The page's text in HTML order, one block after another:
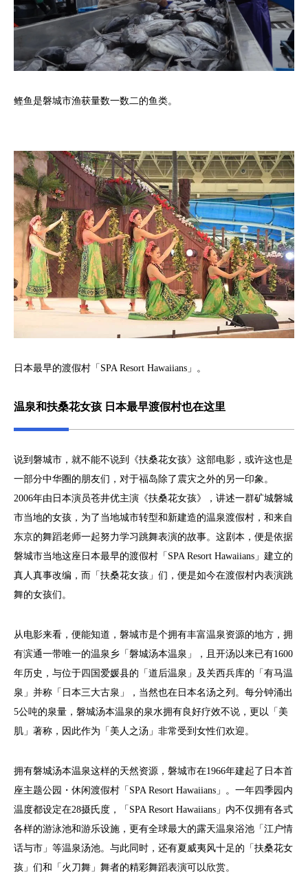
鲣鱼是磐城市渔获量数一数二的鱼类。
日本最早的渡假村「SPA Resort Hawaiians」。
温泉和扶桑花女孩 日本最早渡假村也在这里
说到磐城市，就不能不说到《扶桑花女孩》这部电影，或许这也是
一部分中华圈的朋友们，对于福岛除了震灾之外的另一印象。
2006年由日本演员苍井优主演《扶桑花女孩》，讲述一群矿城磐城
市当地的女孩，为了当地城市转型和新建造的温泉渡假村，和来自
东京的舞蹈老师一起努力学习跳舞表演的故事。这剧本，便是依据
磐城市当地这座日本最早的渡假村「SPA Resort Hawaiians」建立的
真人真事改编，而「扶桑花女孩」们，便是如今在渡假村内表演跳
舞的女孩们。
从电影来看，便能知道，磐城市是个拥有丰富温泉资源的地方，拥
有滨通一带唯一的温泉乡「磐城汤本温泉」，且开汤以来已有1600
年历史，与位于四国爱媛县的「道后温泉」及关西兵库的「有马温
泉」并称「日本三大古泉」，当然也在日本名汤之列。每分钟涌出
5公吨的泉量，磐城汤本温泉的泉水拥有良好疗效不说，更以「美
肌」著称，因此作为「美人之汤」非常受到女性们欢迎。
拥有磐城汤本温泉这样的天然资源，磐城市在1966年建起了日本首
座主题公园・休闲渡假村「SPA Resort Hawaiians」。一年四季园内
温度都设定在28摄氏度，「SPA Resort Hawaiians」内不仅拥有各式
各样的游泳池和游乐设施，更有全球最大的露天温泉浴池「江户情
话与市」等温泉汤池。与此同时，还有夏威夷风十足的「扶桑花女
孩」们和「火刀舞」舞者的精彩舞蹈表演可以欣赏。